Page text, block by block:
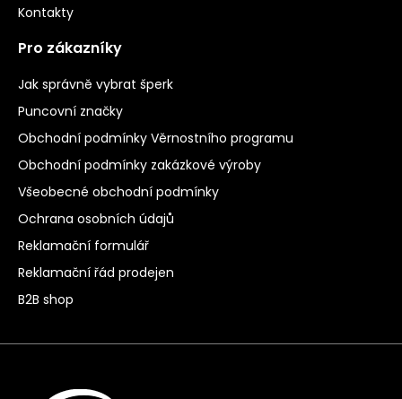
Kontakty
Pro zákazníky
Jak správně vybrat šperk
Puncovní značky
Obchodní podmínky Věrnostního programu
Obchodní podmínky zakázkové výroby
Všeobecné obchodní podmínky
Ochrana osobních údajů
Reklamační formulář
Reklamační řád prodejen
B2B shop